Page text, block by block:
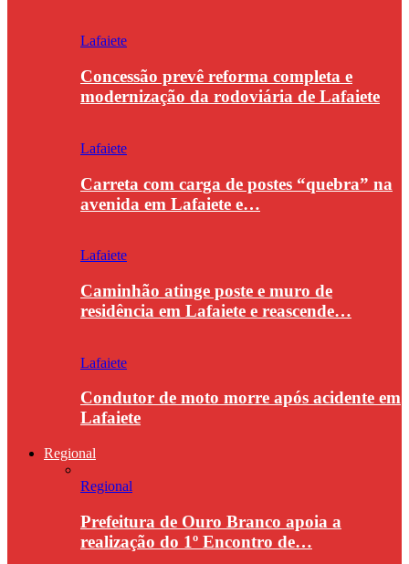
Lafaiete
Concessão prevê reforma completa e
modernização da rodoviária de Lafaiete
Lafaiete
Carreta com carga de postes “quebra” na
avenida em Lafaiete e…
Lafaiete
Caminhão atinge poste e muro de
residência em Lafaiete e reascende…
Lafaiete
Condutor de moto morre após acidente em
Lafaiete
Regional
Regional
Prefeitura de Ouro Branco apoia a
realização do 1º Encontro de…